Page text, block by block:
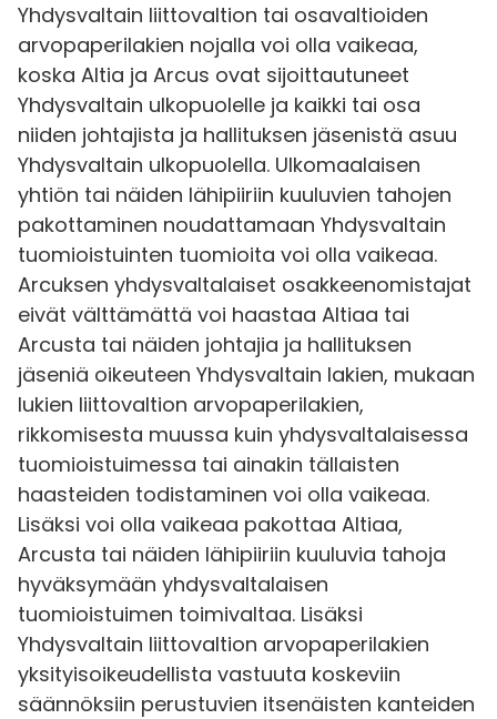
Yhdysvaltain liittovaltion tai osavaltioiden
arvopaperilakien nojalla voi olla vaikeaa,
koska Altia ja Arcus ovat sijoittautuneet
Yhdysvaltain ulkopuolelle ja kaikki tai osa
niiden johtajista ja hallituksen jäsenistä asuu
Yhdysvaltain ulkopuolella. Ulkomaalaisen
yhtiön tai näiden lähipiiriin kuuluvien tahojen
pakottaminen noudattamaan Yhdysvaltain
tuomioistuinten tuomioita voi olla vaikeaa.
Arcuksen yhdysvaltalaiset osakkeenomistajat
eivät välttämättä voi haastaa Altiaa tai
Arcusta tai näiden johtajia ja hallituksen
jäseniä oikeuteen Yhdysvaltain lakien, mukaan
lukien liittovaltion arvopaperilakien,
rikkomisesta muussa kuin yhdysvaltalaisessa
tuomioistuimessa tai ainakin tällaisten
haasteiden todistaminen voi olla vaikeaa.
Lisäksi voi olla vaikeaa pakottaa Altiaa,
Arcusta tai näiden lähipiiriin kuuluvia tahoja
hyväksymään yhdysvaltalaisen
tuomioistuimen toimivaltaa. Lisäksi
Yhdysvaltain liittovaltion arvopaperilakien
yksityisoikeudellista vastuuta koskeviin
säännöksiin perustuvien itsenäisten kanteiden